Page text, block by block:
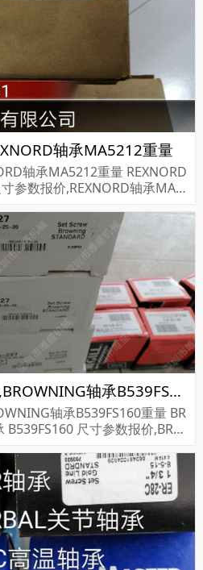
轴承MA5212重量
轴承MA5212重量 REXNORD
参数报价,REXNORD轴承MA5
B539FS160轴承参数,BROWNING轴承B539FS160重量
轴承B539FS160重量 BR
B539FS160 尺寸参数报价,BRO